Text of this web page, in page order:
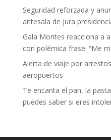
Seguridad reforzada y
antesala de jura
Gala Montes reacciona a
con polémica frase: “Me
Alerta de viaje por
aeropuertos
Te encanta el pan, la
puedes saber si eres